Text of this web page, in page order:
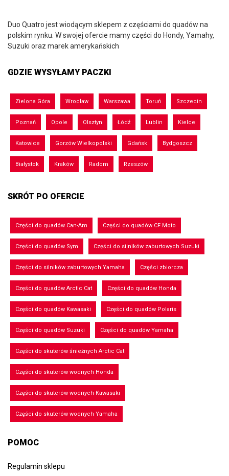
Duo Quatro jest wiodącym sklepem z częściami do quadów na
polskim rynku. W swojej ofercie mamy części do Hondy, Yamahy,
Suzuki oraz marek amerykańskich
GDZIE WYSYŁAMY PACZKI
Zielona Góra Wrocław Warszawa Toruń Szczecin
Poznań Opole Olsztyn Łódź Lublin Kielce
Katowice Gorzów Wielkopolski Gdańsk Bydgoszcz
Białystok Kraków Radom Rzeszów
SKRÓT PO OFERCIE
Części do quadów Can-Am Części do quadów CF Moto
Części do quadów Sym Części do silników zaburtowych Suzuki
Części do silników zaburtowych Yamaha Części zbiorcza
Części do quadów Arctic Cat Części do quadów Honda
Części do quadów Kawasaki Części do quadów Polaris
Części do quadów Suzuki Części do quadów Yamaha
Części do skuterów śnieżnych Arctic Cat
Części do skuterów wodnych Honda
Części do skuterów wodnych Kawasaki
Części do skuterów wodnych Yamaha
POMOC
Regulamin sklepu